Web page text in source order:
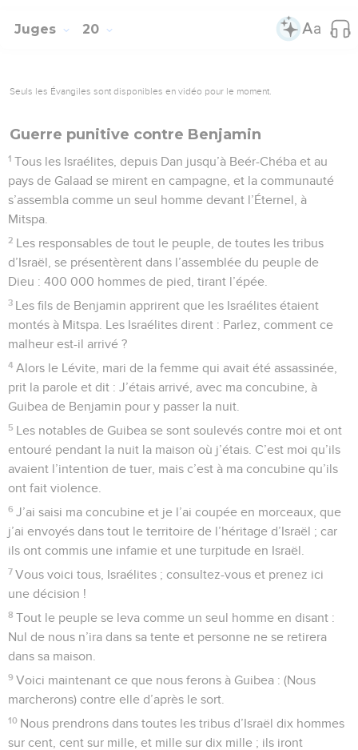
Juges 20
Seuls les Évangiles sont disponibles en vidéo pour le moment.
Guerre punitive contre Benjamin
1 Tous les Israélites, depuis Dan jusqu’à Beér-Chéba et au
pays de Galaad se mirent en campagne, et la communauté
s’assembla comme un seul homme devant l’Éternel, à
Mitspa.
2 Les responsables de tout le peuple, de toutes les tribus
d’Israël, se présentèrent dans l’assemblée du peuple de
Dieu : 400 000 hommes de pied, tirant l’épée.
3 Les fils de Benjamin apprirent que les Israélites étaient
montés à Mitspa. Les Israélites dirent : Parlez, comment ce
malheur est-il arrivé ?
4 Alors le Lévite, mari de la femme qui avait été assassinée,
prit la parole et dit : J’étais arrivé, avec ma concubine, à
Guibea de Benjamin pour y passer la nuit.
5 Les notables de Guibea se sont soulevés contre moi et ont
entouré pendant la nuit la maison où j’étais. C’est moi qu’ils
avaient l’intention de tuer, mais c’est à ma concubine qu’ils
ont fait violence.
6 J’ai saisi ma concubine et je l’ai coupée en morceaux, que
j’ai envoyés dans tout le territoire de l’héritage d’Israël ; car
ils ont commis une infamie et une turpitude en Israël.
7 Vous voici tous, Israélites ; consultez-vous et prenez ici
une décision !
8 Tout le peuple se leva comme un seul homme en disant :
Nul de nous n’ira dans sa tente et personne ne se retirera
dans sa maison.
9 Voici maintenant ce que nous ferons à Guibea : (Nous
marcherons) contre elle d’après le sort.
10 Nous prendrons dans toutes les tribus d’Israël dix hommes
sur cent, cent sur mille, et mille sur dix mille ; ils iront